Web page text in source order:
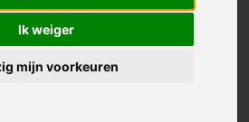
Ik weiger
mijn voorkeuren
van passend aanbod.